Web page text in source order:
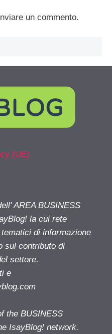
un commento.
(UE)
AREA BUSINESS
la cui rete
di informazione
sul contributo di
settore.
e
the BUSINESS
IsayBlog! network.